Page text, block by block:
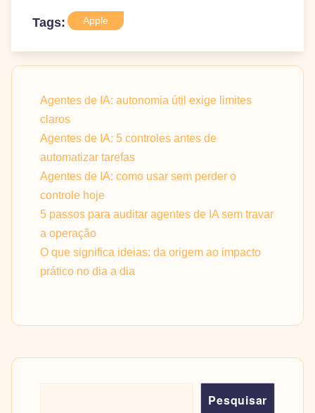
Tags: Apple
Agentes de IA: autonomia útil exige limites
claros
Agentes de IA: 5 controles antes de
automatizar tarefas
Agentes de IA: como usar sem perder o
controle hoje
5 passos para auditar agentes de IA sem travar
a operação
O que significa ideias: da origem ao impacto
prático no dia a dia
Pesquisar